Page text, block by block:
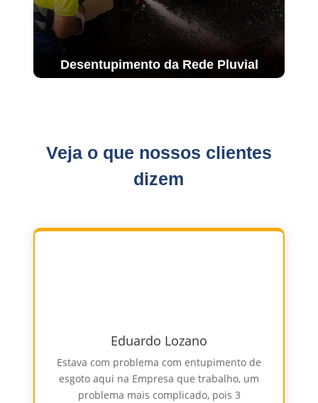
Desentupimento da Rede Pluvial
Veja o que nossos clientes
dizem
Eduardo Lozano
Estava com problema com entupimento de
esgoto aqui na Empresa que trabalho, um
problema mais complicado, pois 3